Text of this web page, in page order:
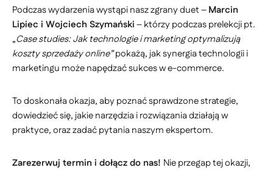
Podczas wydarzenia wystąpi nasz zgrany duet –Marcin
Lipiec i Wojciech Szymański– którzy podczas prelekcji pt.
„Case studies: Jak technologie i marketing optymalizują
koszty sprzedaży online”pokażą, jak synergia technologii i
marketingu może napędzać sukces w e-commerce.
To doskonała okazja, aby poznać sprawdzone strategie,
dowiedzieć się, jakie narzędzia i rozwiązania działają w
praktyce, oraz zadać pytania naszym ekspertom.
Zarezerwuj termin i dołącz do nas! Nie przegap tej okazji,